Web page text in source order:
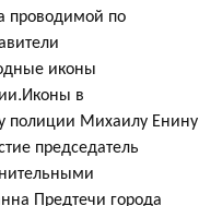
проводимой по
иконы
в
полиции Михаилу Енину
председатель
Предтечи города